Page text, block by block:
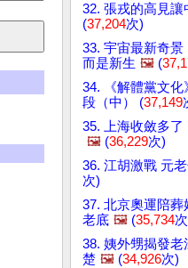
32. 張戎的高見讓
(37,204次)
33. 宇宙最新奇
而是新生 🖼️ (
34. 《解體黨文
段（中） (37,149
35. 上海收斂多了
🖼️ (36,229次)
36. 江胡激戰 元
次)
37. 北京奧運陪
老底 🖼️ (35,734
38. 姨外甥揭發
楚 🖼️ (34,926次)